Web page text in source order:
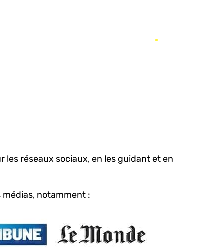
réseaux sociaux, en les guidant et en
notamment :